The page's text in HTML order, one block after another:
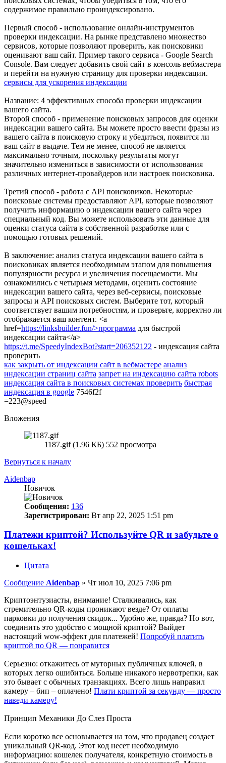
содержимое правильно проиндексировано.
Первый способ - использование онлайн-инструментов
проверки индексации. На рынке представлено множество
сервисов, которые позволяют проверить, как поисковики
оценивают ваш сайт. Пример такого сервиса - Google Search
Console. Вам следует добавить свой сайт в консоль вебмастера
и перейти на нужную страницу для проверки индексации.
сервисы для ускорения индексации
Название: 4 эффективных способа проверки индексации
вашего сайта.
Второй способ - применение поисковых запросов для оценки
индексации вашего сайта. Вы можете просто ввести фразы из
вашего сайта в поисковую строку и убедиться, появится ли
ваш сайт в выдаче. Тем не менее, способ не является
максимально точным, поскольку результаты могут
значительно измениться в зависимости от использования
различных интернет-провайдеров или настроек поисковика.
Третий способ - работа с API поисковиков. Некоторые
поисковые системы предоставляют API, которые позволяют
получить информацию о индексации вашего сайта через
специальный код. Вы можете использовать эти данные для
оценки статуса сайта в собственной разработке или с
помощью готовых решений.
В заключение: анализ статуса индексации вашего сайта в
поисковиках является необходимым этапом для повышения
популярности ресурса и увеличения посещаемости. Мы
ознакомились с четырьмя методами, оценить состояние
индексации вашего сайта, через веб-сервисы, поисковые
запросы и API поисковых систем. Выберите тот, который
соответствует вашим потребностям, и проверьте, корректно ли
отображается ваш контент. <a
href=https://linksbuilder.fun/>программа для быстрой
индексации сайта</a>
https://t.me/SpeedyIndexBot?start=206352122 - индексация сайта
проверить
как закрыть от индексации сайт в вебмастере анализ
индексации страниц сайта запрет на индексацию сайта robots
индексация сайта в поисковых системах проверить быстрая
индексация в google 7546f2f
=223@speed
Вложения
1187.gif (1.96 КБ) 552 просмотра
Вернуться к началу
Aidenbap
Новичок
Сообщения: 136
Зарегистрирован: Вт апр 22, 2025 1:51 pm
Платежи криптой? Используйте QR и забудьте о
кошельках!
Цитата
Сообщение Aidenbap » Чт июл 10, 2025 7:06 pm
Криптоэнтузиасты, внимание! Сталкивались, как
стремительно QR-коды проникают везде? От оплаты
парковки до получения скидок... Удобно же, правда? Но вот,
соединить это удобство с мощной криптой? Выйдет
настоящий wow-эффект для платежей! Попробуй платить
криптой по QR — понравится
Серьезно: откажитесь от муторных публичных ключей, в
которых легко ошибиться. Больше никакого нервотрепки, как
это бывает с обычных транзакциях. Всего лишь направил
камеру – бип – оплачено! Плати криптой за секунду — просто
наведи камеру!
Принцип Механики До Слез Проста
Если коротко все основывается на том, что продавец создает
уникальный QR-код. Этот код несет необходимую
информацию: кошелек получателя, конкретную стоимость в